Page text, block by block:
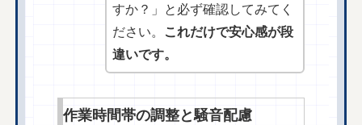
すか？」と必ず確認してみてく
ださい。
これだけで安心感が段
違いです。
作業時間帯の調整と騒音配慮